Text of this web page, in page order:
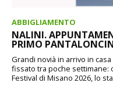
ABBIGLIAMENTO
NALINI.
PRIMO
Grandi novià in arrivo in
fissato tra poche settimane:
Festival di Misano 2026, lo